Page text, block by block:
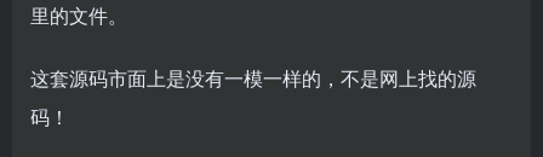
里的文件。
这套源码市面上是没有一模一样的，不是网上找的源
码！